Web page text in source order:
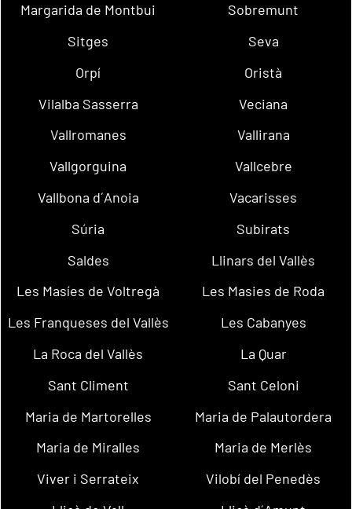
Margarida de Montbui
Sobremunt
Sitges
Seva
Orpí
Oristà
Vilalba Sasserra
Veciana
Vallromanes
Vallirana
Vallgorguina
Vallcebre
Vallbona d´Anoia
Vacarisses
Súria
Subirats
Saldes
Llinars del Vallès
Les Masíes de Voltregà
Les Masies de Roda
Les Franqueses del Vallès
Les Cabanyes
La Roca del Vallès
La Quar
Sant Climent
Sant Celoni
Maria de Martorelles
Maria de Palautordera
Maria de Miralles
Maria de Merlès
Viver i Serrateix
Vilobí del Penedès